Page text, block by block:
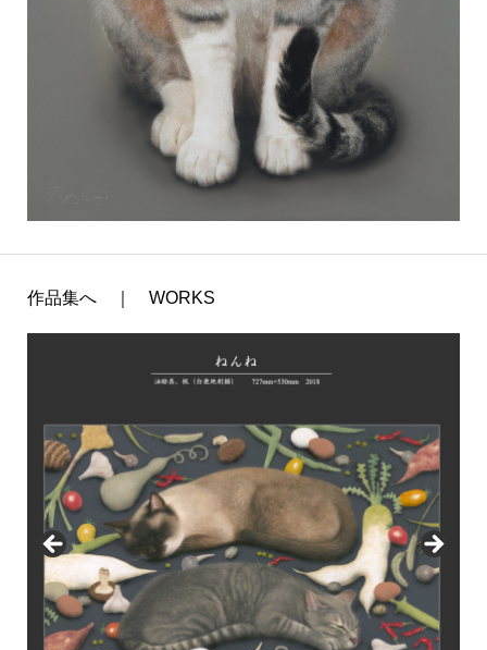
作品集へ ｜ WORKS